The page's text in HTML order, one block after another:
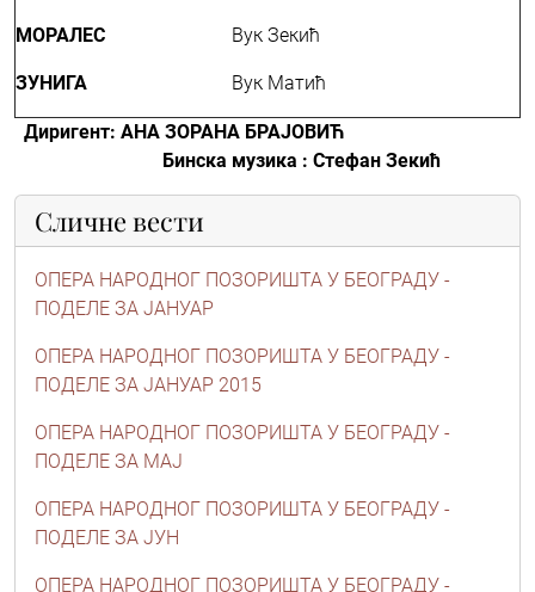
МОРАЛЕС Вук Зекић
ЗУНИГА Вук Матић
Диригент: АНА ЗОРАНА БРАЈОВИЋ
Бинска музика : Стефан Зекић
Сличне вести
ОПЕРА НАРОДНОГ ПОЗОРИШТА У БЕОГРАДУ -
ПОДЕЛЕ ЗА ЈАНУАР
ОПЕРА НАРОДНОГ ПОЗОРИШТА У БЕОГРАДУ -
ПОДЕЛЕ ЗА ЈАНУАР 2015
ОПЕРА НАРОДНОГ ПОЗОРИШТА У БЕОГРАДУ -
ПОДЕЛЕ ЗА МАЈ
ОПЕРА НАРОДНОГ ПОЗОРИШТА У БЕОГРАДУ -
ПОДЕЛЕ ЗА ЈУН
ОПЕРА НАРОДНОГ ПОЗОРИШТА У БЕОГРАДУ -